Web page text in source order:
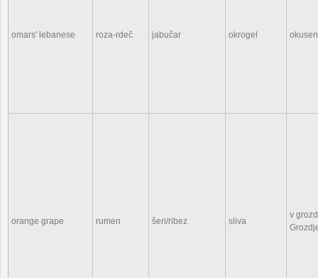
omars' lebanese roza-rdeč jabučar okrogel
orange grape rumen šeri/ribez sliva
v